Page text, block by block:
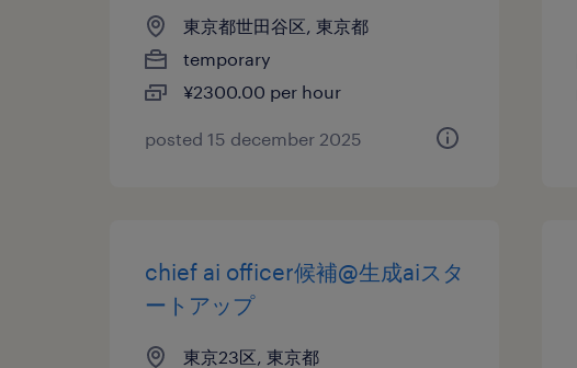
東京都世田谷区, 東京都
temporary
¥2300.00 per hour
posted 15 december 2025
chief ai officer候補@生成aiスタ
ートアップ
東京23区, 東京都